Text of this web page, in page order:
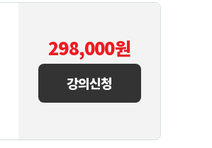
298,000원
강의신청